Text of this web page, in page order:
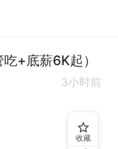
+底薪6K起）
3小时前
收藏